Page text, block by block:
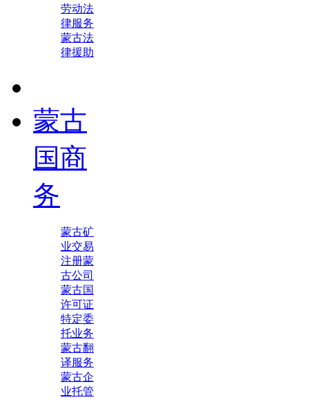
劳动法
律服务
蒙古法
律援助
蒙古
国商
务
蒙古矿
业交易
注册蒙
古公司
蒙古国
许可证
特定委
托业务
蒙古翻
译服务
蒙古企
业托管